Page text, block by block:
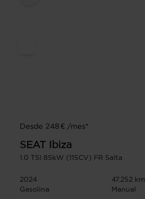
Desde 248 € /mes*
SEAT
Ibiza
1.0 TSI 85kW (115CV) FR Salta
2024
47.252 km
Gasolina
Manual